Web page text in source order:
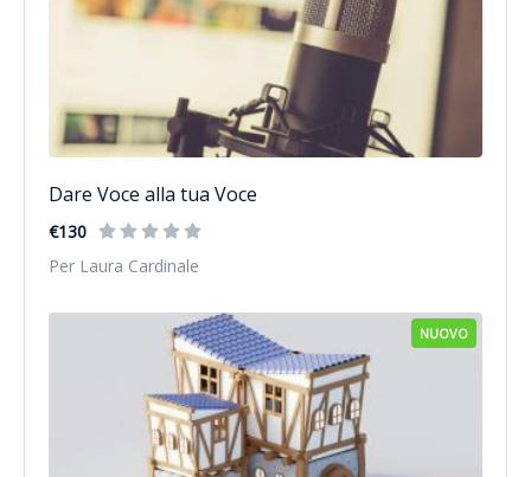
Dare Voce alla tua Voce
€130
Per Laura Cardinale
NUOVO